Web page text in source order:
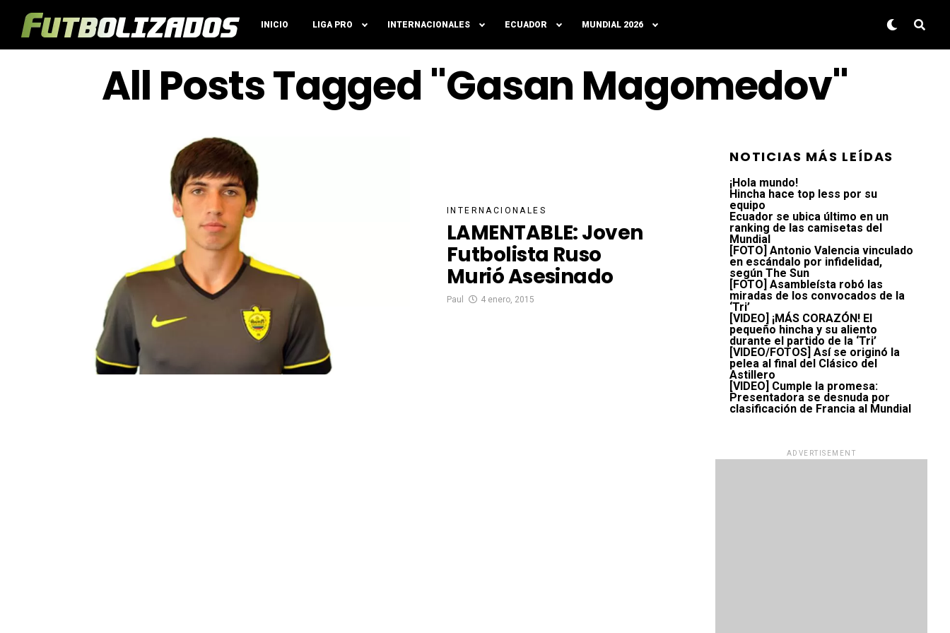
INICIO LIGA PRO INTERNACIONALES ECUADOR MUNDIAL 2026
All Posts Tagged "Gasan Magomedov"
INTERNACIONALES
LAMENTABLE: Joven
Futbolista Ruso
Murió Asesinado
Paul 4 enero, 2015
NOTICIAS MÁS LEÍDAS
¡Hola mundo!
Hincha hace top less por su
equipo
Ecuador se ubica último en un
ranking de las camisetas del
Mundial
[FOTO] Antonio Valencia vinculado
en escándalo por infidelidad,
según The Sun
[FOTO] Asambleísta robó las
miradas de los convocados de la
‘Tri’
[VIDEO] ¡MÁS CORAZÓN! El
pequeño hincha y su aliento
durante el partido de la ‘Tri’
[VIDEO/FOTOS] Así se originó la
pelea al final del Clásico del
Astillero
[VIDEO] Cumple la promesa:
Presentadora se desnuda por
clasificación de Francia al Mundial
ADVERTISEMENT